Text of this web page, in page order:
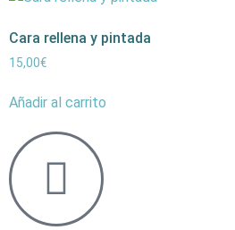
Cara rellena y pintada
15,00€
Añadir al carrito